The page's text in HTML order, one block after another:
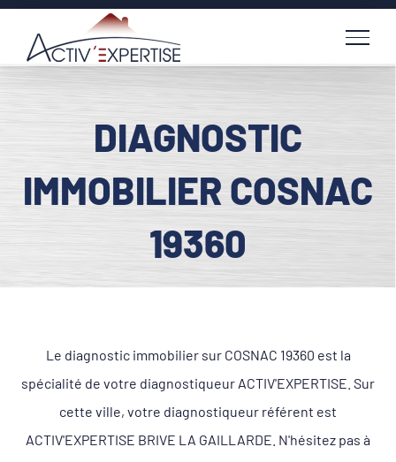
Passer
contenu
DIAGNOSTIC
IMMOBILIER COSNAC
19360
Le diagnostic immobilier sur COSNAC 19360 est la
spécialité de votre diagnostiqueur ACTIV'EXPERTISE. Sur
cette ville, votre diagnostiqueur référent est
ACTIV'EXPERTISE BRIVE LA GAILLARDE. N'hésitez pas à